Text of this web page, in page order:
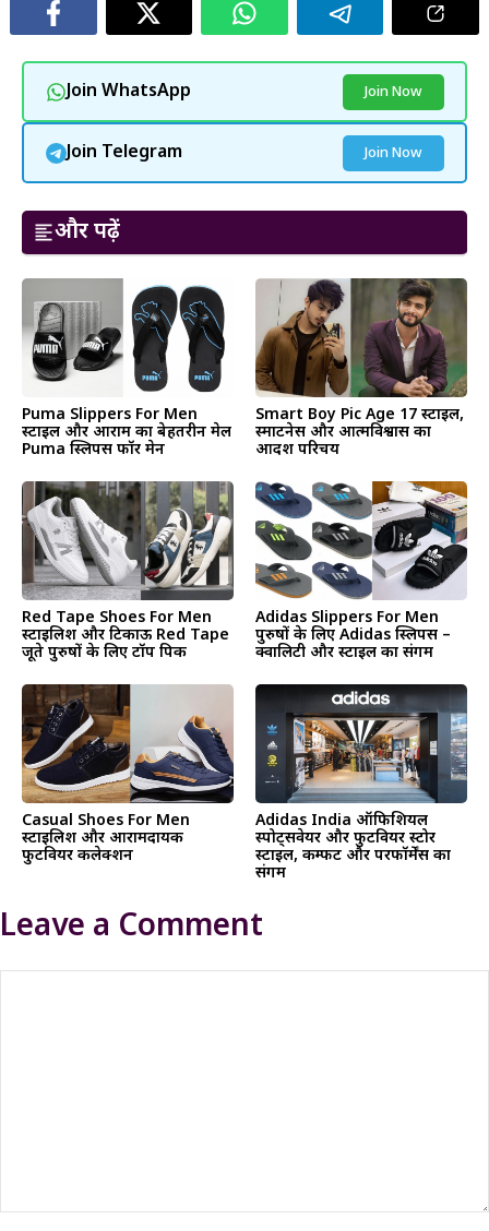
Join WhatsApp Join Now
Join Telegram Join Now
और पढ़ें
Puma Slippers For Men
स्टाइल और आराम का बेहतरीन मेल
Puma स्लिपर्स फॉर मेन
Smart Boy Pic Age 17 स्टाइल,
स्मार्टनेस और आत्मविश्वास का
आदर्श परिचय
Red Tape Shoes For Men
स्टाइलिश और टिकाऊ Red Tape
जूते पुरुषों के लिए टॉप पिक
Adidas Slippers For Men
पुरुषों के लिए Adidas स्लिपर्स –
क्वालिटी और स्टाइल का संगम
Casual Shoes For Men
स्टाइलिश और आरामदायक
फुटवियर कलेक्शन
Adidas India ऑफिशियल
स्पोर्ट्सवेयर और फुटवियर स्टोर
स्टाइल, कम्फर्ट और परफॉर्मेंस का
संगम
Leave a Comment